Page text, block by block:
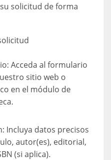
solicitud de forma
Acceda al formulario
sitio web o
en el módulo de
Incluya datos precisos
autor(es), editorial,
(si aplica).